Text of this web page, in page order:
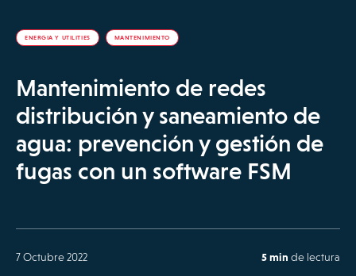
ENERGIA Y UTILITIES MANTENIMIENTO
Mantenimiento de redes
distribución y saneamiento de
agua: prevención y gestión de
fugas con un software FSM
7 Octubre 2022 5 min de lectura